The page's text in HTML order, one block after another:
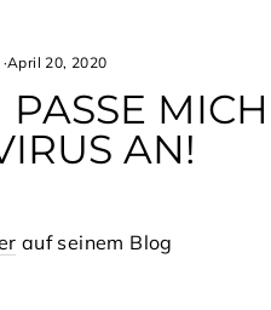
·April 20, 2020
PASSE
AN!
auf seinem Blog